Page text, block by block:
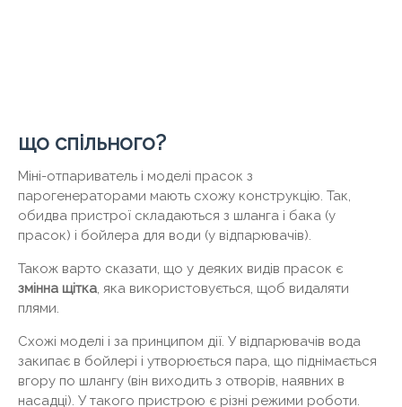
що спільного?
Міні-отпариватель і моделі прасок з
парогенераторами мають схожу конструкцію. Так,
обидва пристрої складаються з шланга і бака (у
прасок) і бойлера для води (у відпарювачів).
Також варто сказати, що у деяких видів прасок є
змінна щітка, яка використовується, щоб видаляти
плями.
Схожі моделі і за принципом дії. У відпарювачів вода
закипає в бойлері і утворюється пара, що піднімається
вгору по шлангу (він виходить з отворів, наявних в
насадці). У такого пристрою є різні режими роботи.